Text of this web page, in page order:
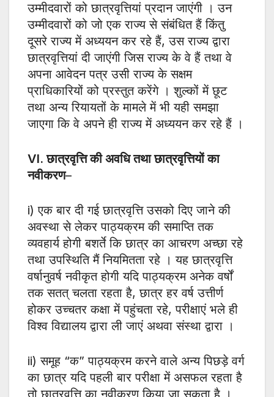
उम्मीदवारों को छात्रवृत्तियां प्रदान जाएंगी । उन
उम्मीदवारों को जो एक राज्य से संबंधित हैं किंतु
दूसरे राज्य में अध्ययन कर रहे हैं, उस राज्य द्वारा
छात्रवृत्तियां दी जाएंगी जिस राज्य के वे हैं तथा वे
अपना आवेदन पत्र उसी राज्य के सक्षम
प्राधिकारियों को प्रस्तुत करेंगे । शुल्कों में छूट
तथा अन्य रियायतों के मामले में भी यही समझा
जाएगा कि वे अपने ही राज्य में अध्ययन कर रहे हैं ।
VI. छात्रवृत्ति की अवधि तथा छात्रवृत्तियों का
नवीकरण–
i) एक बार दी गई छात्रवृत्ति उसको दिए जाने की
अवस्था से लेकर पाठ्यक्रम की समाप्ति तक
व्यवहार्य होगी बशर्ते कि छात्र का आचरण अच्छा रहे
तथा उपस्थिति मैं नियमितता रहे । यह छात्रवृत्ति
वर्षानुवर्ष नवीकृत होगी यदि पाठ्यक्रम अनेक वर्षों
तक सतत् चलता रहता है, छात्र हर वर्ष उत्तीर्ण
होकर उच्चतर कक्षा में पहुंचता रहे, परीक्षाएं भले ही
विश्व विद्यालय द्वारा ली जाएं अथवा संस्था द्वारा ।
ii) समूह “क” पाठ्यक्रम करने वाले अन्य पिछड़े वर्ग
का छात्र यदि पहली बार परीक्षा में असफल रहता है